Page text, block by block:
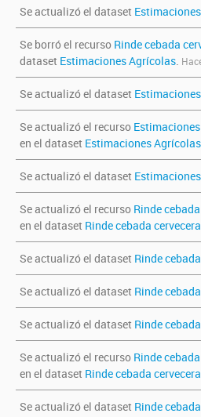
Se actualizó el dataset
Se borró el recurso Rinde cebada
dataset Estimaciones Agrícolas.
Se actualizó el dataset
Se actualizó el recurso
en el dataset Estimaciones Agrícolas
Se actualizó el dataset
Se actualizó el recurso Rinde
en el dataset Rinde cebada
Se actualizó el dataset Rinde
Se actualizó el dataset Rinde
Se actualizó el dataset Rinde
Se actualizó el recurso Rinde
en el dataset Rinde cebada
Se actualizó el dataset Rinde